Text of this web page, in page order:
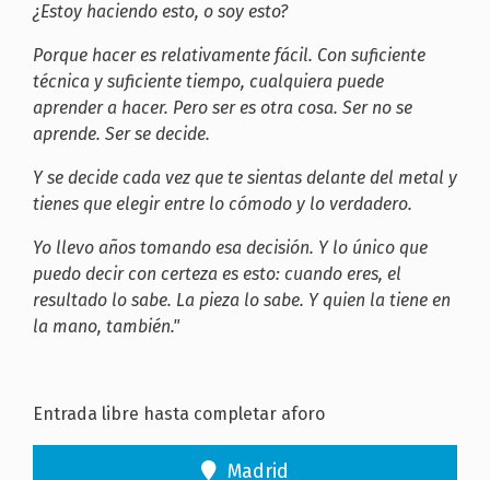
¿Estoy haciendo esto, o soy esto?
Porque hacer es relativamente fácil. Con suficiente
técnica y suficiente tiempo, cualquiera puede
aprender a hacer. Pero ser es otra cosa. Ser no se
aprende. Ser se decide.
Y se decide cada vez que te sientas delante del metal y
tienes que elegir entre lo cómodo y lo verdadero.
Yo llevo años tomando esa decisión. Y lo único que
puedo decir con certeza es esto: cuando eres, el
resultado lo sabe. La pieza lo sabe. Y quien la tiene en
la mano, también."
Entrada libre hasta completar aforo
Madrid